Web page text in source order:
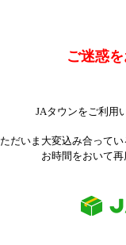
ご迷惑
JAタウンをご利用
ただいま大変込み合って
お時間をおいて